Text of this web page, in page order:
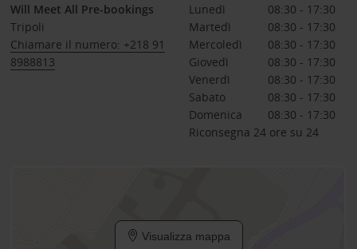
Will Meet All Pre-bookings
Tripoli
Chiamare il numero: +218 91
8988813
Lunedì
08:30 - 17:30
Martedì
08:30 - 17:30
Mercoledì
08:30 - 17:30
Giovedì
08:30 - 17:30
Venerdì
08:30 - 17:30
Sabato
08:30 - 17:30
Domenica
08:30 - 17:30
Riconsegna 24 ore su 24
Visualizza mappa